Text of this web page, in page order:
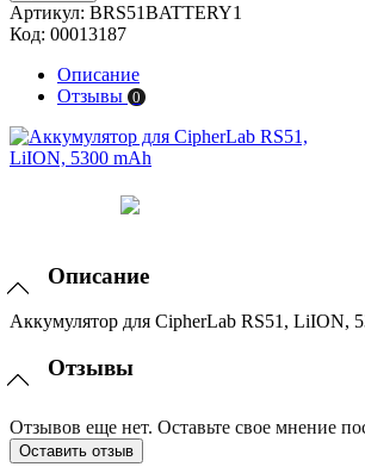
Артикул: BRS51BATTERY1
Код: 00013187
Описание
Отзывы 0
Описание
Аккумулятор для CipherLab RS51, LiION,
Отзывы
Отзывов еще нет. Оставьте свое мнение
Оставить отзыв